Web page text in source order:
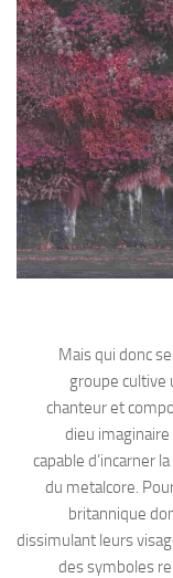
Mais qui donc
groupe cultive
chanteur et
dieu
capable d’incarner
du metalcore.
britannique
dissimulant leurs
des symboles